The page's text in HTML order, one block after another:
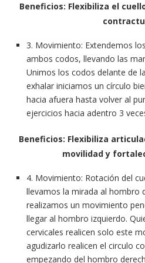
Beneficios: Flexibiliza el
3. Movimiento: Extendemos
ambos codos, llevando las
Unimos los codos delante de
exhalar iniciamos un círculo
hacia afuera hasta volver al
ejercicios hacia adentro 3
Beneficios: Flexibiliza
movilidad y
4. Movimiento: Rotación del
llevamos la mirada al hombro
realizamos un movimiento
llegar al hombro izquierdo.
cervicales realicen solo este
agudizarlo realicen el circulo
empezando del hombro